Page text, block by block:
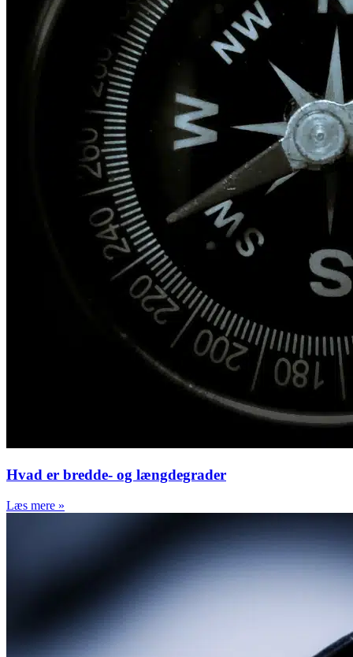
Hvad er bredde- og længdegrader
Læs mere »